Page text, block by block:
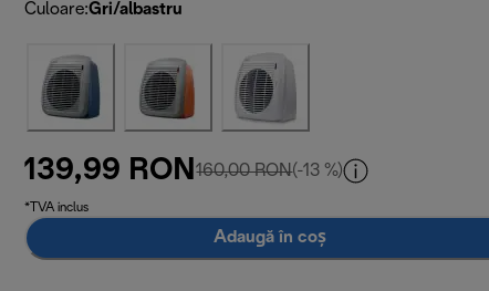
Culoare:Gri/albastru
139,99 RON160,00 RONpreț inițial 160,00 RON
(-13 %)
*TVA inclus
Adaugă în coș